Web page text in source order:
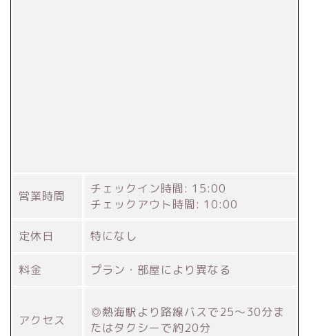
営業時間
チェックイン時間: 15:00
チェックアウト時間: 10:00
定休日 特になし
料金 プラン・部屋により異なる
アクセス
◎熱海駅より路線バスで25～30分ま
たはタクシーで約20分